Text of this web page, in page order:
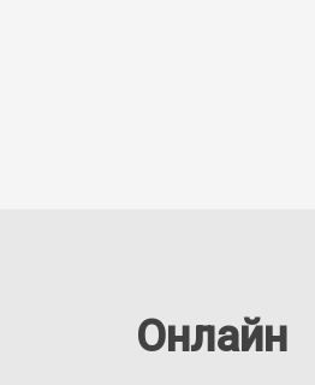
Онлайн